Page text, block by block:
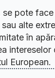
pote
alte
în
intereselor
European.